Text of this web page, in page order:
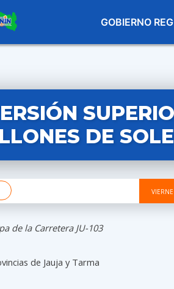
GOBIERNO
DE
de la Carretera JU-103
de Jauja y Tarma